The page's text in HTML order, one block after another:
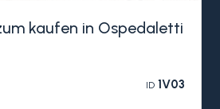
kaufen in Ospedaletti
ID1V03